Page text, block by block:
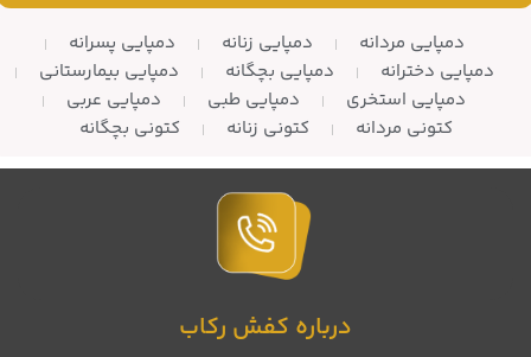
دمپایی مردانه دمپایی زنانه
دمپایی پسرانه
دمپایی دخترانه
دمپایی بچگانه
دمپایی بیمارستانی
دمپایی استخری
دمپایی طبی
دمپایی عربی
کتونی مردانه
کتونی زنانه کتونی بچگانه
درباره کفش رکاب